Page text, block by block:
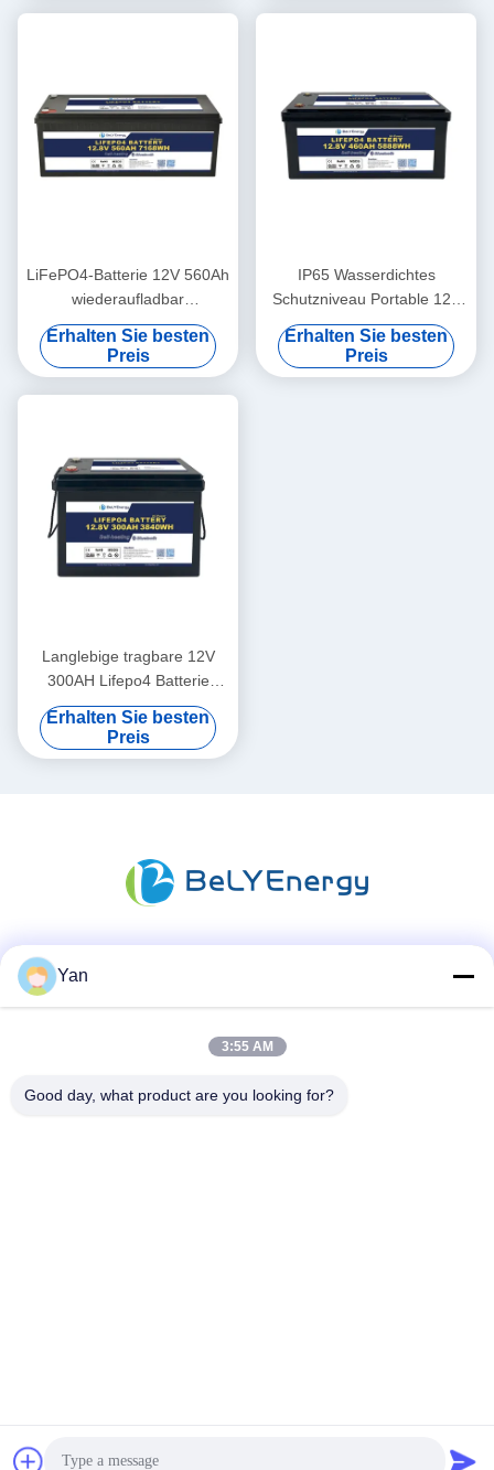
LiFePO4-Batterie 12V 560Ah
wiederaufladbar
Wirtschaftlich 5000 Zyklen
12v Lifepo4-Batteriepack
Erhalten Sie besten
Preis
IP65 Wasserdichtes
Schutzniveau Portable 12V
460Ah LiFePo4
Langlebigkeit Batterie für
Wohnmobil
Erhalten Sie besten
Preis
Langlebige tragbare 12V
300AH Lifepo4 Batterie
Neue Klasse A Zellen
Langlebigkeit
Erhalten Sie besten
Preis
© 2021-2026 Shenzhen Bely Energy Technology Co., Ltd. . Alle
Yan
3:55 AM
Good day, what product are you looking for?